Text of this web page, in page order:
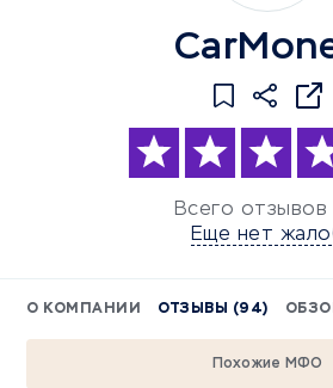
Всего отзывов
Еще нет
О КОМПАНИИ ОТЗЫВЫ (94)
Похожие МФО